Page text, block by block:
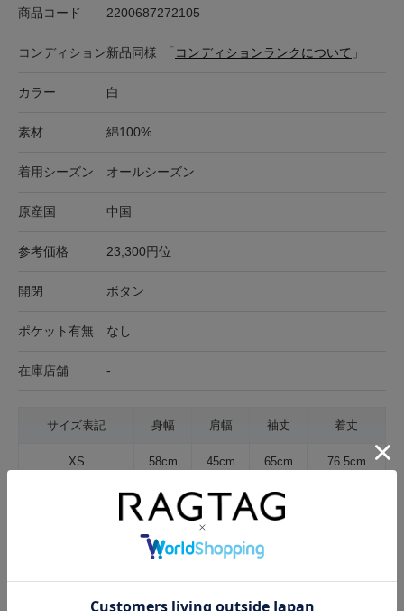
商品コード 2200687272105
コンディション新品同様 「 コンディションランクについて 」
カラー 白
素材 綿100%
着用シーズン オールシーズン
原産国 中国
参考価格 23,300円位
開閉 ボタン
ポケット有無 なし
在庫店舗 -
サイズ表記 身幅 肩幅 袖丈 着丈
XS 58cm 45cm 65cm 76.5cm
サイズの測り方について
薄手 普通 厚手